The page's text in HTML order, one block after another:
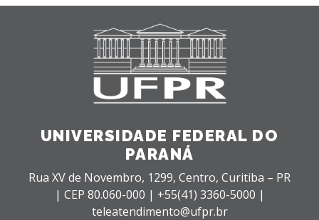
UNIVERSIDADE FEDERAL DO
PARANÁ
Rua XV de Novembro, 1299, Centro, Curitiba – PR
| CEP 80.060-000 | +55(41) 3360-5000 |
teleatendimento@ufpr.br